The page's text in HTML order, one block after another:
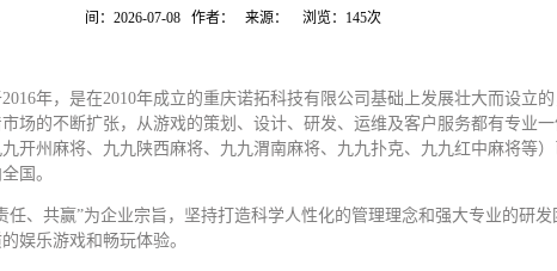
间：2026-07-08 作者： 来源： 浏览： 145次
年，是在2010年成立的重庆诺拓科技有限公司基础上发展壮大而设立
场的不断扩张，从游戏的策划、设计、研发、运维及客户服务都有专业
开州麻将、九九陕西麻将、九九渭南麻将、九九扑克、九九红中麻将等
国。
任、共赢”为企业宗旨，坚持打造科学人性化的管理理念和强大专业的研
娱乐游戏和畅玩体验。